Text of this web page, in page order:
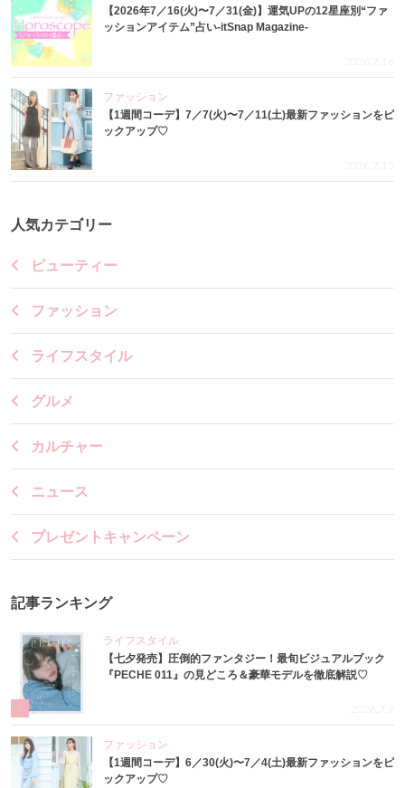
【2026年7／16(火)〜7／31(金)】運気UPの12星座別“ファ
ッションアイテム”占い-itSnap Magazine-
2026.7.16
ファッション
【1週間コーデ】7／7(火)〜7／11(土)最新ファッションをピ
ックアップ♡
2026.7.15
人気カテゴリー
ビューティー
ファッション
ライフスタイル
グルメ
カルチャー
ニュース
プレゼントキャンペーン
記事ランキング
ライフスタイル
【七夕発売】圧倒的ファンタジー！最旬ビジュアルブック
『PECHE 011』の見どころ＆豪華モデルを徹底解説♡
2026.7.7
ファッション
【1週間コーデ】6／30(火)〜7／4(土)最新ファッションをピ
ックアップ♡